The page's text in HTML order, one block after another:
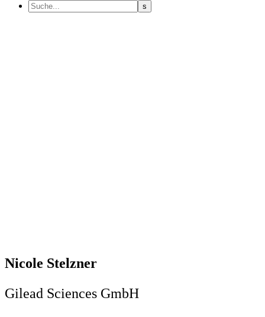
Nicole Stelzner
Gilead Sciences GmbH